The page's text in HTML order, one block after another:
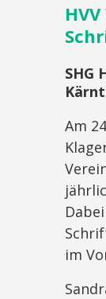
SHG
Am
im